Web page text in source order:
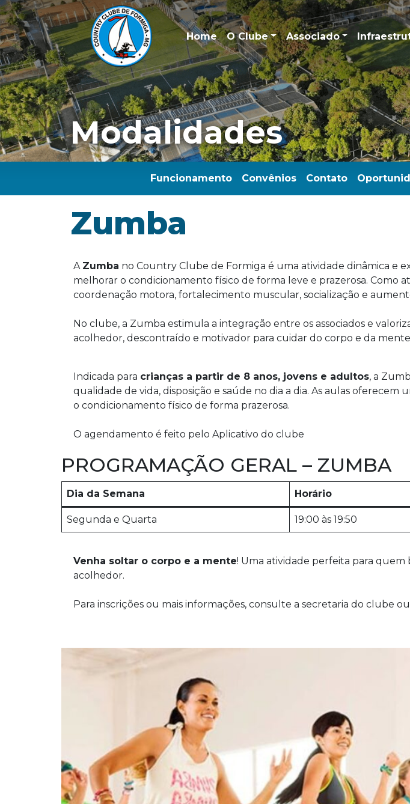
Home O Clube Associado
Modalidades
Funcionamento Convênios Contato
Zumba
A Zumba no Country Clube de Formiga é uma atividade dinâmica e
melhorar o condicionamento físico de forma leve e prazerosa. Como
coordenação motora, fortalecimento muscular, socialização e
No clube, a Zumba estimula a integração entre os associados e
acolhedor, descontraído e motivador para cuidar do corpo e da
Indicada para crianças a partir de 8 anos, jovens e adultos, a
qualidade de vida, disposição e saúde no dia a dia. As aulas
o condicionamento físico de forma prazerosa.
O agendamento é feito pelo Aplicativo do clube
PROGRAMAÇÃO GERAL – ZUMBA
Dia da Semana Horário
Segunda e Quarta 19:00 às 19:50
Venha soltar o corpo e a mente! Uma atividade perfeita para
acolhedor.
Para inscrições ou mais informações, consulte a secretaria do clube